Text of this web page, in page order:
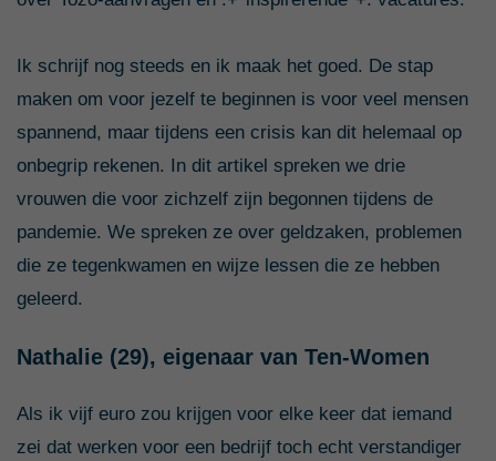
Ik schrijf nog steeds en ik maak het goed. De stap
maken om voor jezelf te beginnen is voor veel mensen
spannend, maar tijdens een crisis kan dit helemaal op
onbegrip rekenen. In dit artikel spreken we drie
vrouwen die voor zichzelf zijn begonnen tijdens de
pandemie. We spreken ze over geldzaken, problemen
die ze tegenkwamen en wijze lessen die ze hebben
geleerd.
Nathalie (29), eigenaar van Ten-Women
Als ik vijf euro zou krijgen voor elke keer dat iemand
zei dat werken voor een bedrijf toch echt verstandiger